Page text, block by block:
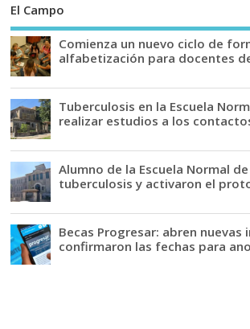
El Campo
Comienza un nuevo ciclo de
alfabetización para docentes
Tuberculosis en la Escuela
realizar estudios a los
Alumno de la Escuela Normal
tuberculosis y activaron el
Becas Progresar: abren nuevas
confirmaron las fechas para